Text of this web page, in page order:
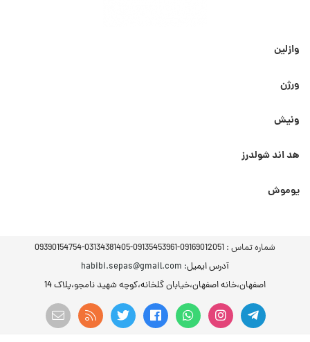
وازلین
ورژن
ونیش
هد اند شولدرز
یوموش
شماره تماس : 09169012051-09135453961-03134381405-09390154754
آدرس ایمیل: habibi.sepas@gmail.com
اصفهان،خانه اصفهان،خیابان گلخانه،کوچه شهید نامجو،پلاک 14